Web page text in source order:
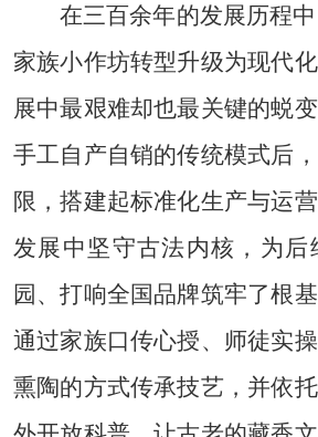
在三百余年的发展历程
家族小作坊转型升级为现代
展中最艰难却也最关键的蜕
手工自产自销的传统模式后
限，搭建起标准化生产与运
发展中坚守古法内核，为后
园、打响全国品牌筑牢了根
通过家族口传心授、师徒实
熏陶的方式传承技艺，并依